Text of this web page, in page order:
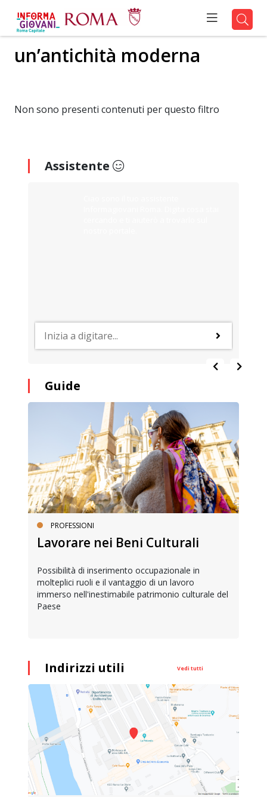
un’antichità moderna
Non sono presenti contenuti per questo filtro
Assistente
Guide
PROFESSIONI
Lavorare nei Beni Culturali
Possibilità di inserimento occupazionale in
molteplici ruoli e il vantaggio di un lavoro
immerso nell'inestimabile patrimonio culturale del
Paese
Indirizzi utili Vedi tutti